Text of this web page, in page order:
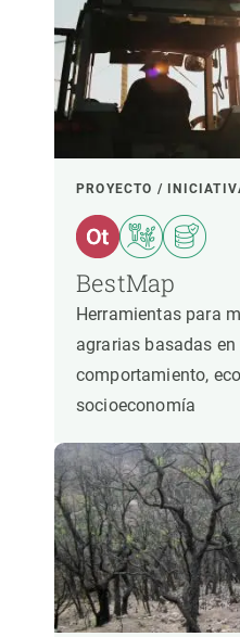
PROYECTO /
BestMap
Herramientas para
agrarias basadas
comportamiento,
socioeconomía